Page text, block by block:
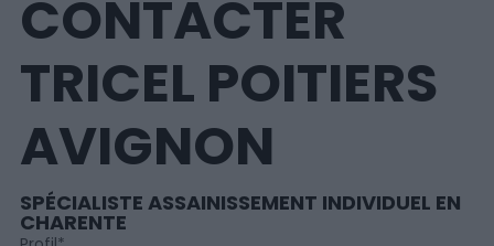
CONTACTER
TRICEL POITIERS
AVIGNON
SPÉCIALISTE ASSAINISSEMENT INDIVIDUEL EN
CHARENTE